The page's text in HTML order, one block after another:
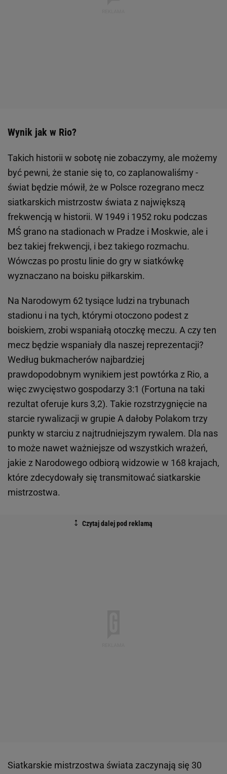
Wynik jak w Rio?
Takich historii w sobotę nie zobaczymy, ale możemy
być pewni, że stanie się to, co zaplanowaliśmy -
świat będzie mówił, że w Polsce rozegrano mecz
siatkarskich mistrzostw świata z największą
frekwencją w historii. W 1949 i 1952 roku podczas
MŚ grano na stadionach w Pradze i Moskwie, ale i
bez takiej frekwencji, i bez takiego rozmachu.
Wówczas po prostu linie do gry w siatkówkę
wyznaczano na boisku piłkarskim.
Na Narodowym 62 tysiące ludzi na trybunach
stadionu i na tych, którymi otoczono podest z
boiskiem, zrobi wspaniałą otoczkę meczu. A czy ten
mecz będzie wspaniały dla naszej reprezentacji?
Według bukmacherów najbardziej
prawdopodobnym wynikiem jest powtórka z Rio, a
więc zwycięstwo gospodarzy 3:1 (Fortuna na taki
rezultat oferuje kurs 3,2). Takie rozstrzygnięcie na
starcie rywalizacji w grupie A dałoby Polakom trzy
punkty w starciu z najtrudniejszym rywalem. Dla nas
to może nawet ważniejsze od wszystkich wrażeń,
jakie z Narodowego odbiorą widzowie w 168 krajach,
które zdecydowały się transmitować siatkarskie
mistrzostwa.
Siatkarskie mistrzostwa świata zaczynają się 30